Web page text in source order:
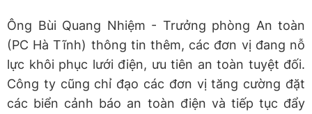
Ông Bùi Quang Nhiệm - Trưởng phòng An toàn
(PC Hà Tĩnh) thông tin thêm, các đơn vị đang nỗ
lực khôi phục lưới điện, ưu tiên an toàn tuyệt đối.
Công ty cũng chỉ đạo các đơn vị tăng cường đặt
các biển cảnh báo an toàn điện và tiếp tục đẩy